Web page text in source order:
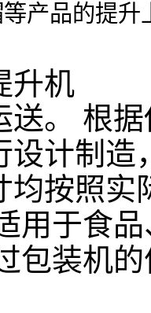
产品的提
升机
送。 根
设计制
均按照
用于食
包装机